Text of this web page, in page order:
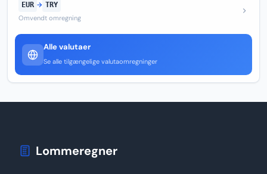
EUR → TRY
Omvendt omregning
Alle valutaer
Se alle tilgængelige valutaomregninger
Lommeregner